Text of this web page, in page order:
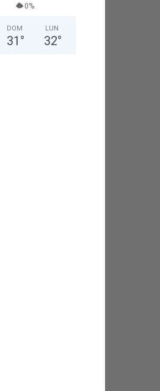
0%
DOM
31 °
LUN
32°